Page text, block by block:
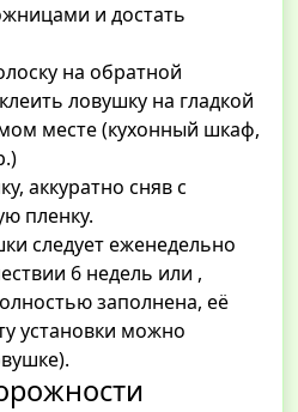
и достать
на обратной
ловушку на гладкой
месте (кухонный шкаф,
аккуратно сняв с
пленку.
следует еженедельно
6 недель или ,
заполнена, её
установки можно